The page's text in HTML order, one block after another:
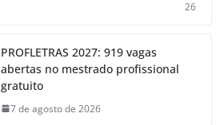
26
PROFLETRAS 2027: 919 vagas
abertas no mestrado profissional
gratuito
7 de agosto de 2026